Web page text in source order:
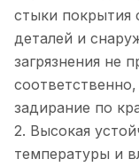
стыки покрытия
деталей и
загрязнения не
задирание по
2. Высокая
температуры и